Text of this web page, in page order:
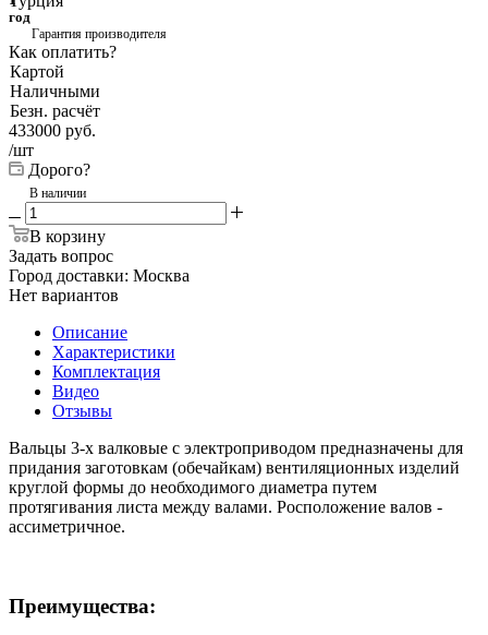
год
Гарантия производителя
Как оплатить?
Картой
Наличными
Безн. расчёт
433000 руб.
/шт
Дорого?
В наличии
В корзину
Задать вопрос
Город доставки: Москва
Нет вариантов
Описание
Характеристики
Комплектация
Видео
Отзывы
Вальцы 3-х валковые с электроприводом предназначены для
придания заготовкам (обечайкам) вентиляционных изделий
круглой формы до необходимого диаметра путем
протягивания листа между валами. Росположение валов -
ассиметричное.
Преимущества: